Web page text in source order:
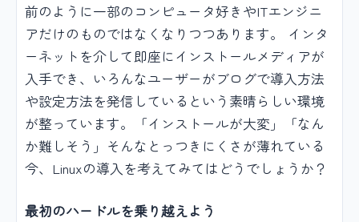
前のように一部のコンピュータ好きやITエンジニ
アだけのものではなくなりつつあります。 インタ
ーネットを介して即座にインストールメディアが
入手でき、いろんなユーザーがブログで導入方法
や設定方法を発信しているという素晴らしい環境
が整っています。「インストールが大変」「なん
か難しそう」そんなとっつきにくさが薄れている
今、Linuxの導入を考えてみてはどうでしょうか？
最初のハードルを乗り越えよう